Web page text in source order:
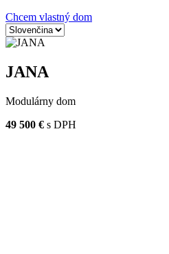
Chcem vlastný dom
JANA
Modulárny dom
49 500 € s DPH